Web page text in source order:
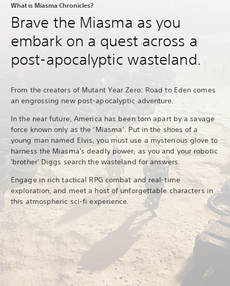
What is Miasma Chronicles?
Brave the Miasma as you
embark on a quest across a
post-apocalyptic wasteland.
From the creators of Mutant Year Zero: Road to Eden comes
an engrossing new post-apocalyptic adventure.
In the near future, America has been torn apart by a savage
force known only as the ‘Miasma’. Put in the shoes of a
young man named Elvis, you must use a mysterious glove to
harness the Miasma's deadly power, as you and your robotic
'brother' Diggs search the wasteland for answers.
Engage in rich tactical RPG combat and real-time
exploration, and meet a host of unforgettable characters in
this atmospheric sci-fi experience.